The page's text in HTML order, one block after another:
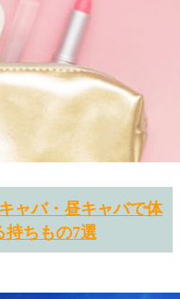
ャバ・昼キャバで体
持ちもの7選